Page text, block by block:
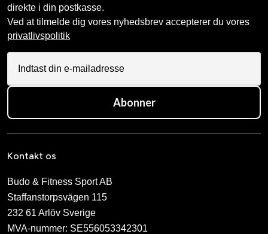
direkte i din postkasse.
Ved at tilmelde dig vores nyhedsbrev accepterer du vores
privatlivspolitik
Abonner
Kontakt os
Budo & Fitness Sport AB
Staffanstorpsvägen 115
232 61 Arlöv Sverige
MVA-nummer: SE556053342301